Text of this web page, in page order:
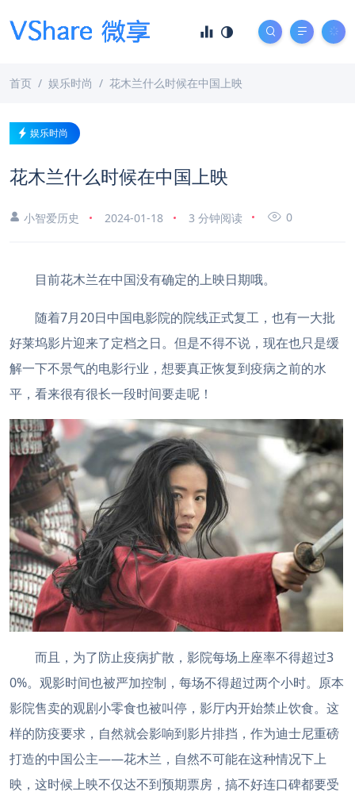
首页 娱乐时尚 花木兰什么时候在中国上映
娱乐时尚
花木兰什么时候在中国上映
小智爱历史 2024-01-18 3 分钟阅读 0
目前花木兰在中国没有确定的上映日期哦。
随着7月20日中国电影院的院线正式复工，也有一大批
好莱坞影片迎来了定档之日。但是不得不说，现在也只是缓
解一下不景气的电影行业，想要真正恢复到疫病之前的水
平，看来很有很长一段时间要走呢！
而且，为了防止疫病扩散，影院每场上座率不得超过3
0%。观影时间也被严加控制，每场不得超过两个小时。原本
影院售卖的观剧小零食也被叫停，影厅内开始禁止饮食。这
样的防疫要求，自然就会影响到影片排挡，作为迪士尼重磅
打造的中国公主——花木兰，自然不可能在这种情况下上
映，这时候上映不仅达不到预期票房，搞不好连口碑都要受